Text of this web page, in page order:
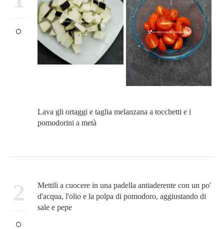
Lava gli ortaggi e taglia melanzana a tocchetti e i
pomodorini a metà
2
Mettili a cuocere in una padella antiaderente con un po'
d'acqua, l'olio e la polpa di pomodoro, aggiustando di
sale e pepe